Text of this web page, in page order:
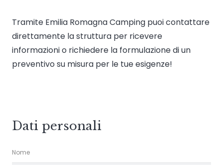
Tramite Emilia Romagna Camping puoi contattare
direttamente la struttura per ricevere
informazioni o richiedere la formulazione di un
preventivo su misura per le tue esigenze!
Dati personali
Nome